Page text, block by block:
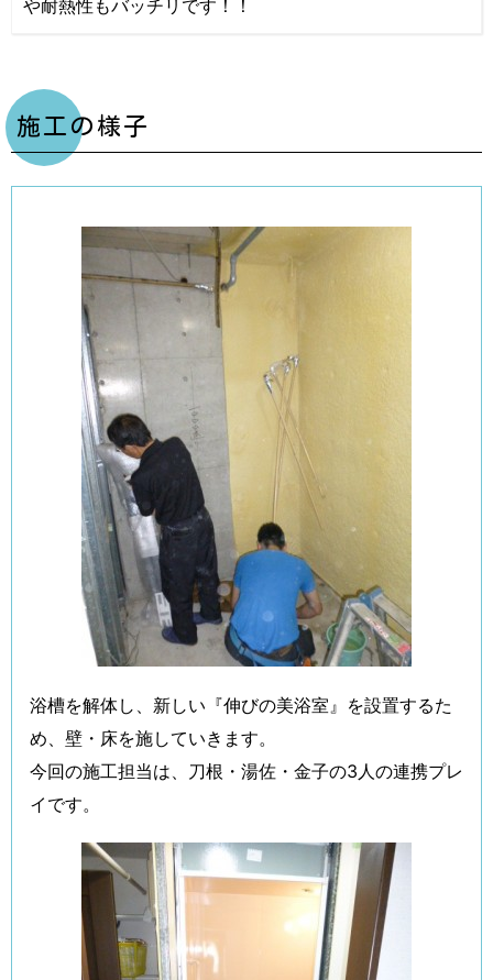
や耐熱性もバッチリです！！
施工の様子
浴槽を解体し、新しい『伸びの美浴室』を設置するた
め、壁・床を施していきます。
今回の施工担当は、刀根・湯佐・金子の3人の連携プレ
イです。